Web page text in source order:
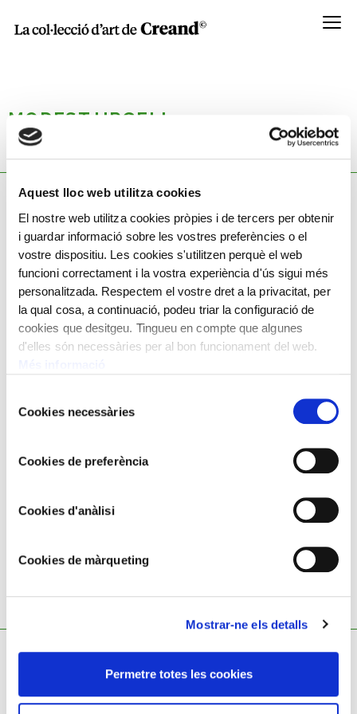
Aquest lloc web utilitza cookies
El nostre web utilitza cookies pròpies i de tercers per obtenir
i guardar informació sobre les vostres preferències o el
vostre dispositiu. Les cookies s'utilitzen perquè el web
funcioni correctament i la vostra experiència d'ús sigui més
personalitzada. Respectem el vostre dret a la privacitat, per
la qual cosa, a continuació, podeu triar la configuració de
cookies que desitgeu. Tingueu en compte que algunes
d'elles són necessàries per al bon funcionament del web.
deCookies necessàries
Cookies de preferència
Cookies d'anàlisi
Cookies de màrqueting
Mostrar-ne els detalls
Permetre totes les cookies
Menú
MODEST URGELL
Barcelona, 1839 - 1919
Coneix la seva obra
MODEST URGELL